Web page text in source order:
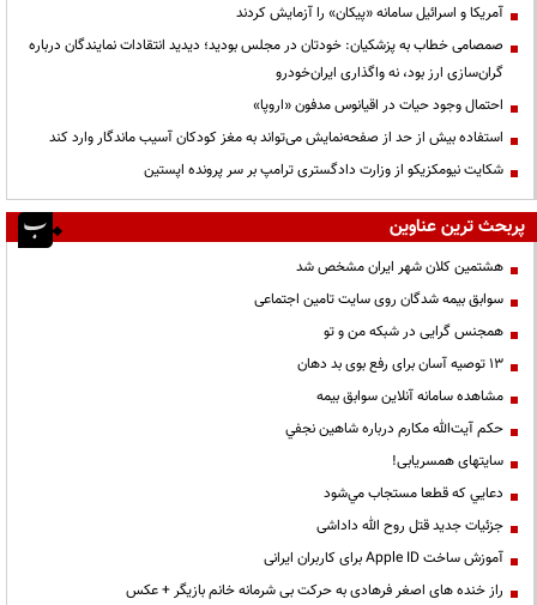
آمریکا و اسرائیل سامانه «پیکان» را آزمایش کردند
صمصامی خطاب به پزشکیان: خودتان در مجلس بودید؛ دیدید انتقادات نمایندگان درباره
گران‌سازی ارز بود، نه واگذاری ایران‌خودرو
احتمال وجود حیات در اقیانوس مدفون «اروپا»
استفاده بیش از حد از صفحه‌نمایش می‌تواند به مغز کودکان آسیب ماندگار وارد کند
شکایت نیومکزیکو از وزارت دادگستری ترامپ بر سر پرونده اپستین
پربحث ترین عناوین
هشتمین کلان شهر ایران مشخص شد
سوابق بیمه شدگان روی سایت تامین اجتماعی
همجنس گرایی در شبکه من و تو
13 توصیه آسان برای رفع بوی بد دهان
مشاهده سامانه آنلاين سوابق بیمه
حكم آيت‌الله مكارم درباره شاهين نجفي
سایتهای همسریابی!
دعايي كه قطعا مستجاب مي‌شود
جزئیات جدید قتل روح الله داداشی
آموزش ساخت Apple ID برای کاربران ایرانی
راز خنده های اصغر فرهادی به حرکت بی شرمانه خانم بازیگر + عکس